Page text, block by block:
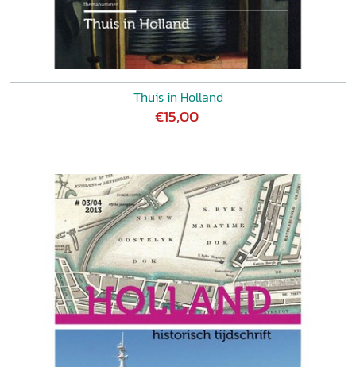
Thuis in Holland
€15,00